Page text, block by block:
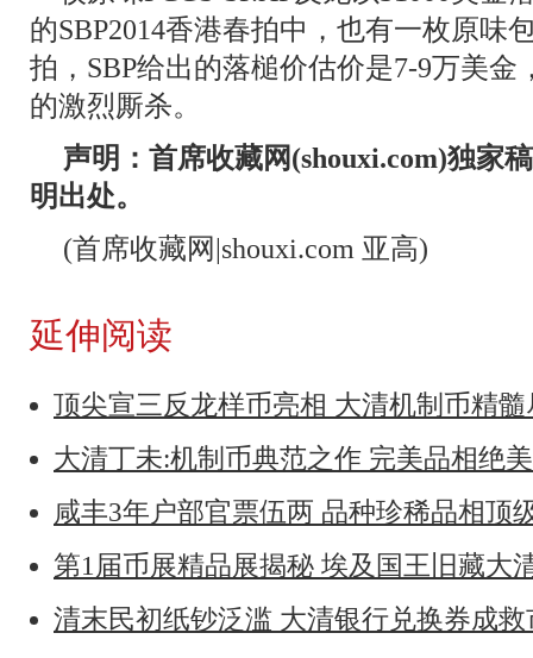
的SBP2014香港春拍中，也有一枚原味
拍，SBP给出的落槌价估价是7-9万美
的激烈厮杀。
声明：首席收藏网(shouxi.com)独家
明出处。
(首席收藏网|shouxi.com 亚高)
延伸阅读
顶尖宣三反龙样币亮相 大清机制币精
大清丁未:机制币典范之作 完美品相绝
咸丰3年户部官票伍两 品种珍稀品相顶
第1届币展精品展揭秘 埃及国王旧藏大
清末民初纸钞泛滥 大清银行兑换券成